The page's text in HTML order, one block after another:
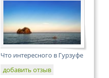
Что интересного в Гурзуфе
добавить отзыв